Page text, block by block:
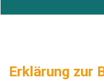
Erklärung zur